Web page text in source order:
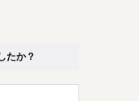
たか？